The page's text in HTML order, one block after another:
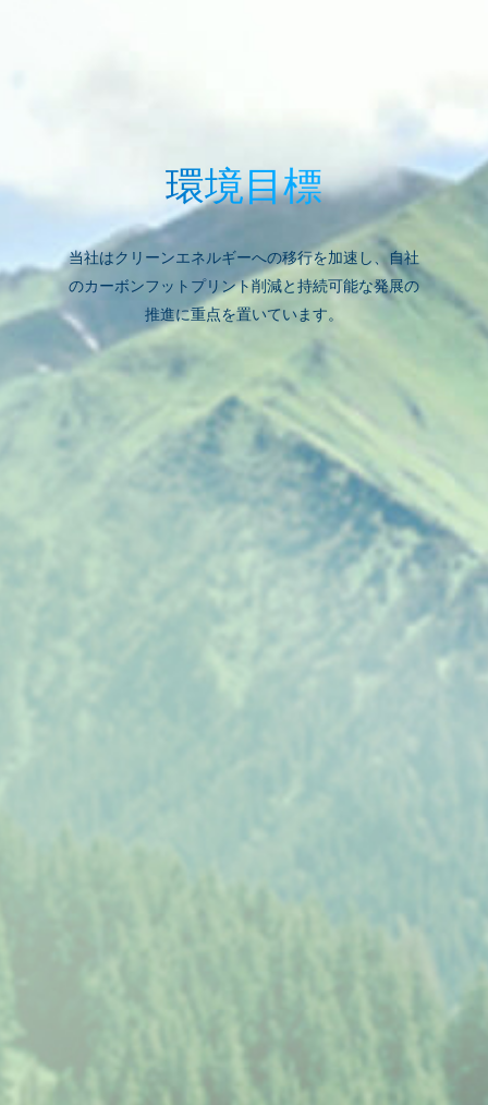
環境目標
当社はクリーンエネルギーへの移行を加速し、自社
のカーボンフットプリント削減と持続可能な発展の
推進に重点を置いています。